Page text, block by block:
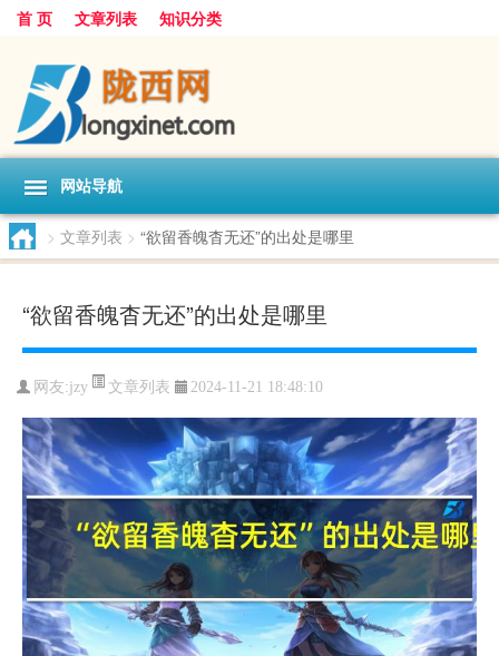
首 页 文章列表 知识分类
网站导航
> 文章列表 > “欲留香魄杳无还”的出处是哪里
“欲留香魄杳无还”的出处是哪里
网友:jzy 文章列表 2024-11-21 18:48:10